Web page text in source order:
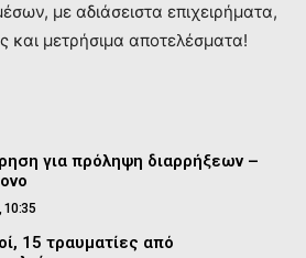
με αδιάσειστα επιχειρήματα,
και μετρήσιμα αποτελέσματα!
για πρόληψη διαρρήξεων –
10:35
15 τραυματίες από